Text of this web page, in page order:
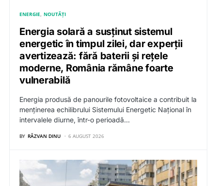
ENERGIE NOUTĂȚI
Energia solară a susținut sistemul
energetic în timpul zilei, dar experții
avertizează: fără baterii și rețele
moderne, România rămâne foarte
vulnerabilă
Energia produsă de panourile fotovoltaice a contribuit la
menținerea echilibrului Sistemului Energetic Național în
intervalele diurne, într-o perioadă…
BY RĂZVAN DINU 6 AUGUST 2026